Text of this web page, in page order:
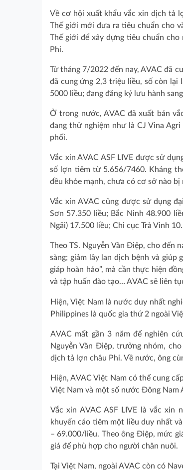
Về cơ hội xuất khẩu vắc xin dịch tả
Thế giới mới đưa ra tiêu chuẩn cho
Thế giới để xây dựng tiêu chuẩn
Phi.
Từ tháng 7/2022 đến nay, AVAC đã
đã cung ứng 2,3 triệu liều, số còn lại
5000 liều; đang đăng ký lưu hành
Ở trong nước, AVAC đã xuất bán
đang thử nghiệm như là CJ Vina
phối.
Vắc xin AVAC ASF LIVE được sử
số lợn tiêm từ 5.656/7460. Kháng
đều khỏe mạnh, chưa có cơ sở nào bị
Vắc xin AVAC cũng được sử dụng
Sơn 57.350 liều; Bắc Ninh 48.900
Ngãi) 17.500 liều; Chi cục Trà Vinh
Theo TS. Nguyễn Văn Điệp, cho đến
sàng; giảm lây lan dịch bệnh và giúp
giáp hoàn hảo”, mà cần thực hiện
và tập huấn đào tạo… AVAC sẽ liên
Hiện, Việt Nam là nước duy nhất
Philippines là quốc gia thứ 2 ngoài
AVAC mất gần 3 năm để nghiên
Nguyễn Văn Điệp, trưởng nhóm,
dịch tả lợn châu Phi. Về nước, ông
Hiện, AVAC Việt Nam có thể cung
Việt Nam và một số nước Đông Nam
Vắc xin AVAC ASF LIVE là vắc
khuyến cáo tiêm một liều duy nhất
– 69.000/liều. Theo ông Điệp, mức
giá để phù hợp cho người chăn nuôi.
Tại Việt Nam, ngoài AVAC còn có